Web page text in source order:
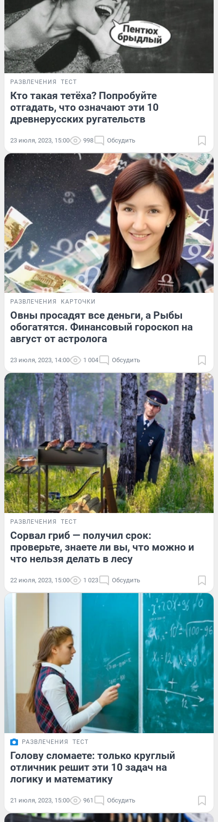
РАЗВЛЕЧЕНИЯ ТЕСТ
Кто такая тетёха? Попробуйте
отгадать, что означают эти 10
древнерусских ругательств
23 июля, 2023, 15:00 998 Обсудить
РАЗВЛЕЧЕНИЯ КАРТОЧКИ
Овны просадят все деньги, а Рыбы
обогатятся. Финансовый гороскоп на
август от астролога
23 июля, 2023, 14:00 1 004 Обсудить
РАЗВЛЕЧЕНИЯ ТЕСТ
Сорвал гриб — получил срок:
проверьте, знаете ли вы, что можно и
что нельзя делать в лесу
22 июля, 2023, 15:00 1 023 Обсудить
РАЗВЛЕЧЕНИЯ ТЕСТ
Голову сломаете: только круглый
отличник решит эти 10 задач на
логику и математику
21 июля, 2023, 15:00 961 Обсудить